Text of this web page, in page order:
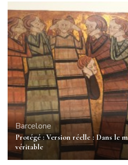
Barcelone
Protégé : Version réelle : Dans le
véritable